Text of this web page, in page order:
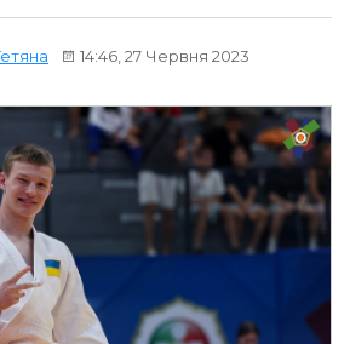
14:46, 27 Червня 2023